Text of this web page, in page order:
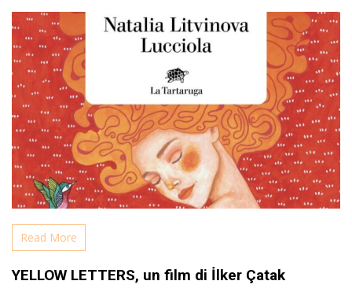
Read More
YELLOW LETTERS, un film di İlker Çatak